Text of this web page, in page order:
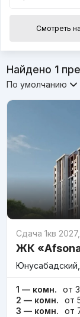
Смотреть
Найдено 1
По умолчанию
Сдача 1кв 2027,
ЖК
1 — комн. от
2 — комн.
от
3 — комн.
от